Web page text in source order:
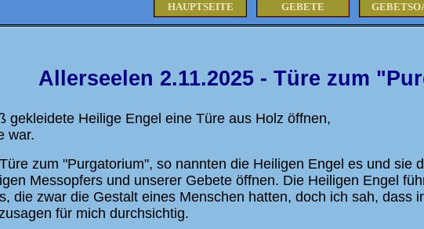
HAUPTSEITE GEBETE
Allerseelen 2.11.2025 - Türe zum
gekleidete Heilige Engel eine Türe aus Holz öffnen,
war.
zum "Purgatorium", so nannten die Heiligen Engel es und sie
Messopfers und unserer Gebete öffnen. Die Heiligen Engel
die zwar die Gestalt eines Menschen hatten, doch ich sah, dass
für mich durchsichtig.